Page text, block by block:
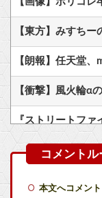
【東方】みすち
【朗報】任天堂
本文へコメン